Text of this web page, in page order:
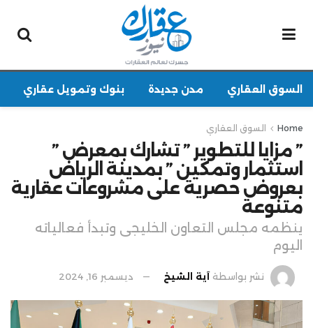
السوق العقاري مدن جديدة بنوك وتمويل عقاري
Home السوق العقاري
” مزايا للتطوير ” تشارك بمعرض ”
استثمار وتمكين ” بمدينة الرياض
بعروض حصرية على مشروعات عقارية
متنوعة
ينظمه مجلس التعاون الخليجى وتبدأ فعالياته
اليوم
نشر بواسطةآية الشيخ ديسمبر 16, 2024